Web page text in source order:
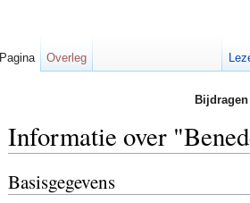
Informatie over
Basisgegevens
Pagina Overleg